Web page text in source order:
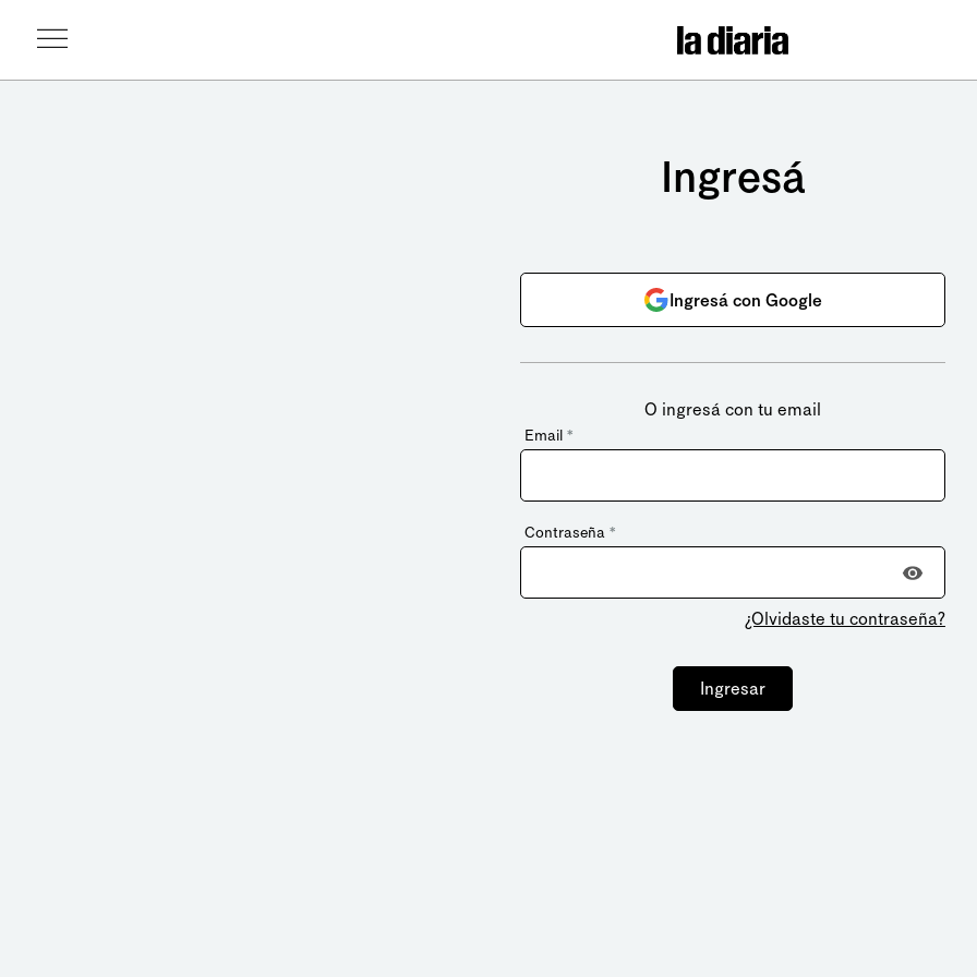
Ingresá
Ingresá con Google
O ingresá con tu email
Email *
Contraseña *
¿Olvidaste tu contraseña?
Ingresar